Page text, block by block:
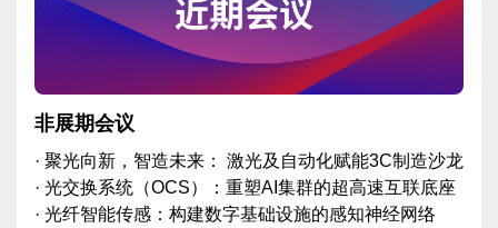
非展期会议
· 聚光向新，智造未来： 激光及自动化赋能3C制造沙龙
· 光交换系统（OCS）：重塑AI集群的超高速互联底座
· 光纤智能传感：构建数字基础设施的感知神经网络